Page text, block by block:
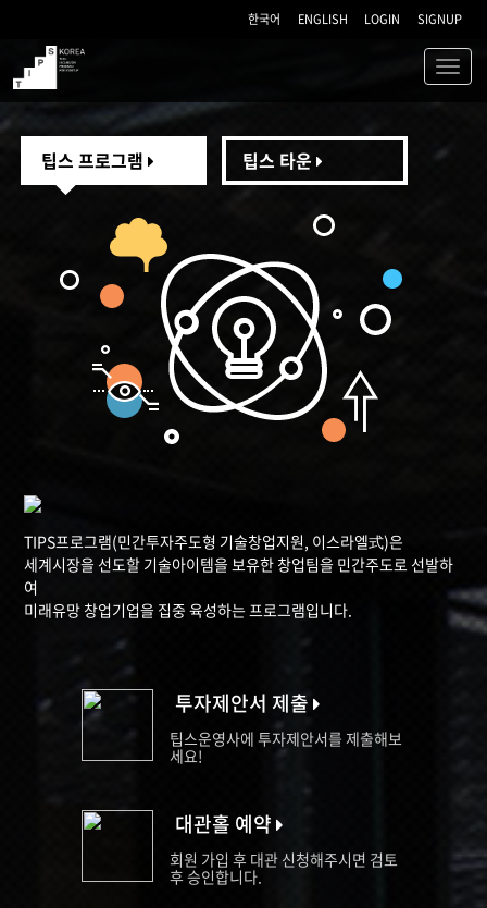
한국어 ENGLISH LOGIN SIGNUP
TIPS
팁스 프로그램 팁스 타운
TIPS프로그램(민간투자주도형 기술창업지원, 이스라엘式)은
세계시장을 선도할 기술아이템을 보유한 창업팀을 민간주도로 선발하
여
미래유망 창업기업을 집중 육성하는 프로그램입니다.
투자제안서 제출
팁스운영사에 투자제안서를 제출해보
세요!
대관홀 예약
회원 가입 후 대관 신청해주시면 검토
후 승인합니다.